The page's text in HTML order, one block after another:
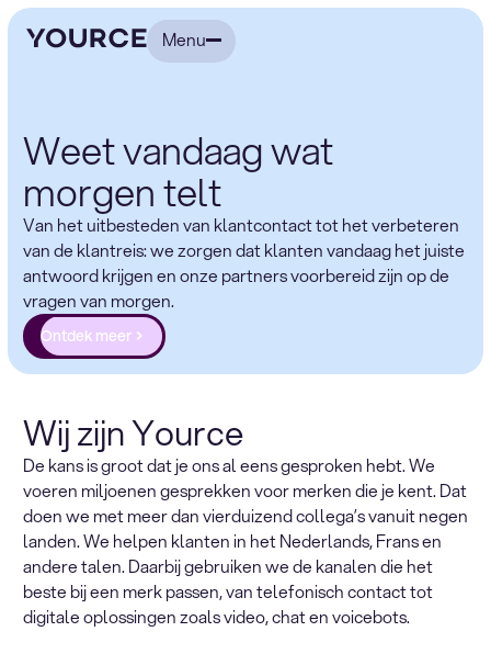
Menu
Weet vandaag wat
morgen telt
Van het uitbesteden van klantcontact tot het verbeteren
van de klantreis: we zorgen dat klanten vandaag het juiste
antwoord krijgen en onze partners voorbereid zijn op de
vragen van morgen.
Ontdek meer
Wij zijn Yource
De kans is groot dat je ons al eens gesproken hebt. We
voeren miljoenen gesprekken voor merken die je kent. Dat
doen we met meer dan vierduizend collega’s vanuit negen
landen. We helpen klanten in het Nederlands, Frans en
andere talen. Daarbij gebruiken we de kanalen die het
beste bij een merk passen, van telefonisch contact tot
digitale oplossingen zoals video, chat en voicebots.